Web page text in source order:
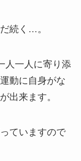
続く…。
人一人に寄り添
動に自身がな
出来ます。
ていますので